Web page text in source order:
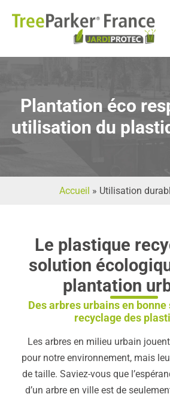
Plantation éco
utilisation du
Accueil » Utilisation
Le plastique
solution
plantation
Des arbres urbains en
recyclage des
Les arbres en milieu urbain
pour notre environnement, mais
de taille. Saviez-vous que
d’un arbre en ville est de